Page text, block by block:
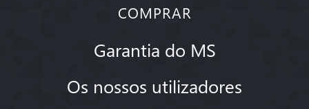
COMPRAR
Garantia do MS
Os nossos utilizadores